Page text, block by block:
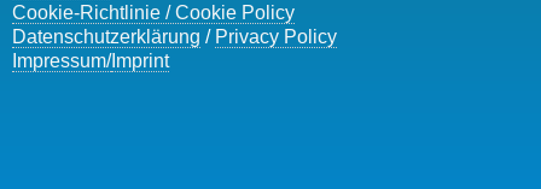
Cookie-Richtlinie / Cookie Policy
Datenschutzerklärung / Privacy Policy
Impressum/Imprint